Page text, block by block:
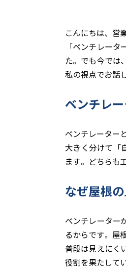
こんにちは、営
「ベンチレー
た。でも今では
私の視点でお話
ベンチレ
ベンチレーター
大きく分けて「
ます。どちらも
なぜ屋根
ベンチレーター
るからです。屋
普段は見えにく
役割を果たして